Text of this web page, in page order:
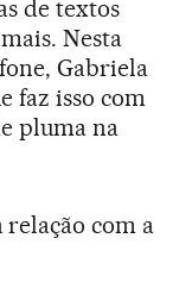
de textos
Nesta
Gabriela
faz isso com
pluma na
relação com a